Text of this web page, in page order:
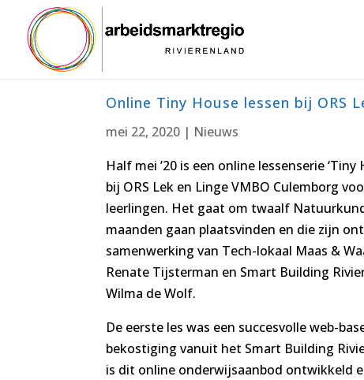
Online Tiny House lessen bij ORS
mei 22, 2020 | Nieuws
Half mei ’20 is een online lessenserie
bij ORS Lek en Linge VMBO Culemborg
leerlingen. Het gaat om twaalf
maanden gaan plaatsvinden en die zijn
samenwerking van Tech-lokaal Maas &
Renate Tijsterman en Smart Building
Wilma de Wolf.
De eerste les was een succesvolle web-
bekostiging vanuit het Smart Building
is dit online onderwijsaanbod ontwikkeld